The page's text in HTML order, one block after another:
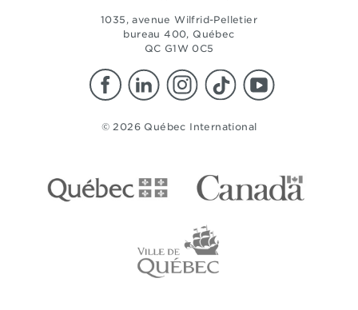
1035, avenue Wilfrid-Pelletier
bureau 400, Québec
QC G1W 0C5
© 2026 Québec International